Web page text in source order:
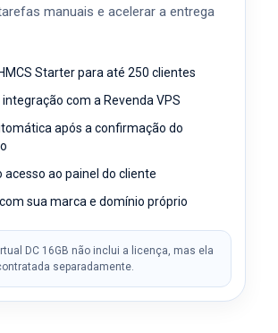
manuais e acelerar a entrega
Starter para até 250 clientes
com a Revenda VPS
após a confirmação do
acesso ao painel do cliente
sua marca e domínio próprio
DC 16GB não inclui a licença, mas ela
separadamente.